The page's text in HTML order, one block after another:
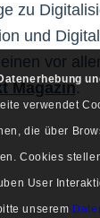
zu
und
vor
Magazin.
verwendet
die über
Cookies
User
unserem